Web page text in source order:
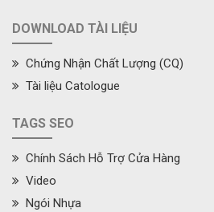
DOWNLOAD TÀI LIỆU
Chứng Nhận Chất Lượng (CQ)
Tài liệu Catologue
TAGS SEO
Chính Sách Hỗ Trợ Cửa Hàng
Video
Ngói Nhựa